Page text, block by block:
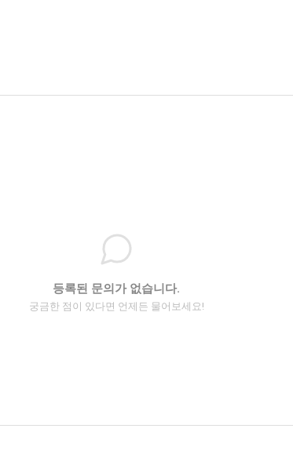
등록된 문의가 없습니다.
궁금한 점이 있다면 언제든 물어보세요!